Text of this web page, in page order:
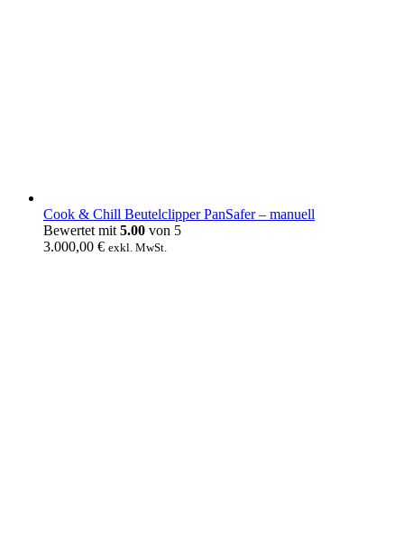
Cook & Chill Beutelclipper PanSafer – manuell
Bewertet mit 5.00 von 5
3.000,00 € exkl. MwSt.